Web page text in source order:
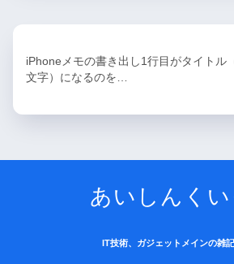
iPhoneメモの書き出し1行目がタイトル
文字）になるのを…
あいしんくい
IT技術、ガジェットメインの雑